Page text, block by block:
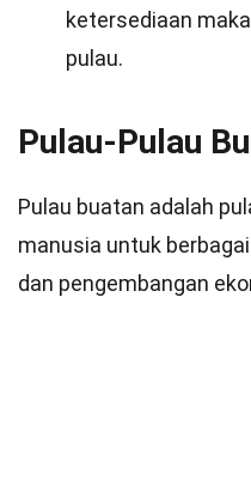
ketersediaan
pulau.
Pulau-Pulau
Pulau buatan adalah
manusia untuk
dan pengembangan